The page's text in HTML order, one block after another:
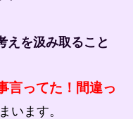
えを汲み取ること
言ってた！間違っ
います。